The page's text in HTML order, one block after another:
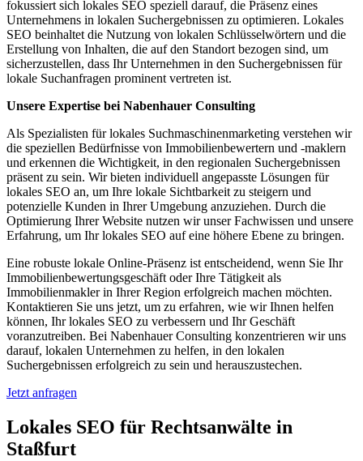
fokussiert sich lokales SEO speziell darauf, die Präsenz eines
Unternehmens in lokalen Suchergebnissen zu optimieren. Lokales
SEO beinhaltet die Nutzung von lokalen Schlüsselwörtern und die
Erstellung von Inhalten, die auf den Standort bezogen sind, um
sicherzustellen, dass Ihr Unternehmen in den Suchergebnissen für
lokale Suchanfragen prominent vertreten ist.
Unsere Expertise bei Nabenhauer Consulting
Als Spezialisten für lokales Suchmaschinenmarketing verstehen wir
die speziellen Bedürfnisse von Immobilienbewertern und -maklern
und erkennen die Wichtigkeit, in den regionalen Suchergebnissen
präsent zu sein. Wir bieten individuell angepasste Lösungen für
lokales SEO an, um Ihre lokale Sichtbarkeit zu steigern und
potenzielle Kunden in Ihrer Umgebung anzuziehen. Durch die
Optimierung Ihrer Website nutzen wir unser Fachwissen und unsere
Erfahrung, um Ihr lokales SEO auf eine höhere Ebene zu bringen.
Eine robuste lokale Online-Präsenz ist entscheidend, wenn Sie Ihr
Immobilienbewertungsgeschäft oder Ihre Tätigkeit als
Immobilienmakler in Ihrer Region erfolgreich machen möchten.
Kontaktieren Sie uns jetzt, um zu erfahren, wie wir Ihnen helfen
können, Ihr lokales SEO zu verbessern und Ihr Geschäft
voranzutreiben. Bei Nabenhauer Consulting konzentrieren wir uns
darauf, lokalen Unternehmen zu helfen, in den lokalen
Suchergebnissen erfolgreich zu sein und herauszustechen.
Jetzt anfragen
Lokales SEO für Rechtsanwälte in
Staßfurt